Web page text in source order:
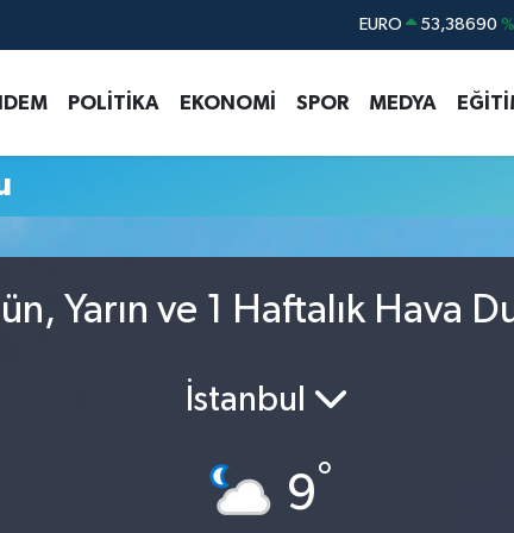
EURO 53,38690
G.ALTIN 6862,09000
BİST100
POLİTİKA EKONOMİ SPOR MEDYA
Yarın ve 1 Haftalık Hava
İstanbul
9°